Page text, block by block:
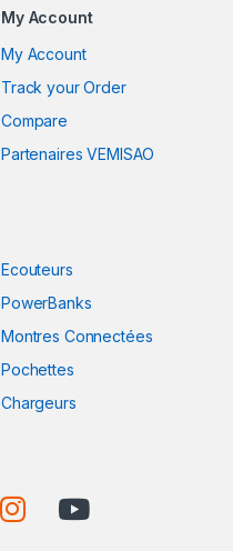
My Account
My Account
Track your Order
Compare
Partenaires VEMISAO
Ecouteurs
PowerBanks
Montres Connectées
Pochettes
Chargeurs